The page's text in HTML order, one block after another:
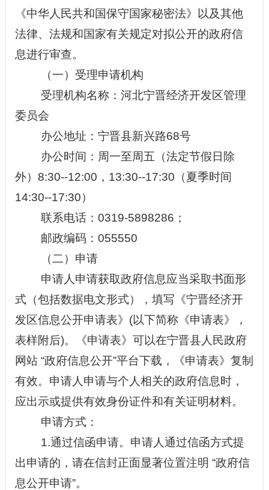
《中华人民共和国保守国家秘密法》以及其他
法律、法规和国家有关规定对拟公开的政府信
息进行审查。
（一）受理申请机构
受理机构名称： 河北宁晋经济开发区管理
委员会
办公地址 ：宁晋县新兴路68号
办公时间：周一至周五（法定节假日除
外） 8:30--12:00，13:30--17:30（夏季时间
14:30--17:30）
联系电话： 0319-5898286；
邮政编码： 055550
（二）申请
申请人申请获取政府信息应当采取书面形
式（包括数据电文形式），填写《宁晋经济开
发区信息公开申请表》 (以下简称《申请表》，
表样附后)。《申请表》可以在宁晋县人民政府
网站 “政府信息公开”平台下载，《申请表》复制
有效。申请人申请与个人相关的政府信息时，
应出示或提供有效身份证件和有关证明材料。
申请方式：
1.通过信函申请。申请人通过信函方式提
出申请的，请在信封正面显著位置注明 “政府信
息公开申请”。